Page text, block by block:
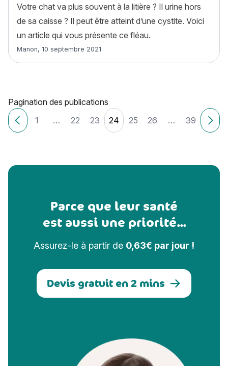
Votre chat va plus souvent à la litière ? Il urine hors
de sa caisse ? Il peut être atteint d’une cystite. Voici
un article qui vous présente ce fléau.
Article rédigé par
Manon, 10 septembre 2021
Pagination des publications
Articles plus récents
1 … 22 23 24 25 26 … 39
Parce que leur santé
est aussi une priorité...
Assurez-le à partir de 0,63€ par jour !
Devis gratuit en 2 mins